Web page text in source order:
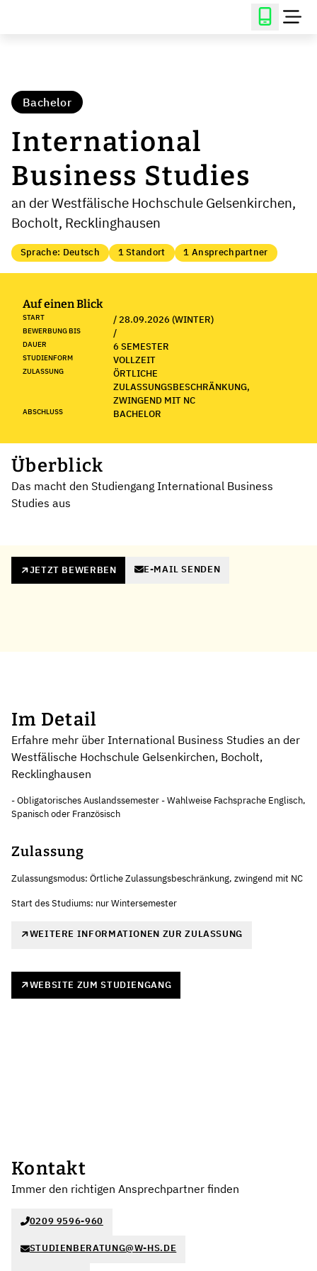
Bachelor
International
Business Studies
an der Westfälische Hochschule Gelsenkirchen,
Bocholt, Recklinghausen
Sprache: Deutsch 1 Standort 1 Ansprechpartner
Auf einen Blick
START / 28.09.2026 (WINTER)
BEWERBUNG BIS /
DAUER 6 SEMESTER
STUDIENFORM VOLLZEIT
ZULASSUNG
ÖRTLICHE
ZULASSUNGSBESCHRÄNKUNG,
ZWINGEND MIT NC
ABSCHLUSS BACHELOR
Überblick
Das macht den Studiengang International Business
Studies aus
JETZT BEWERBEN E-MAIL SENDEN
Im Detail
Erfahre mehr über International Business Studies an der
Westfälische Hochschule Gelsenkirchen, Bocholt,
Recklinghausen
- Obligatorisches Auslandssemester - Wahlweise Fachsprache Englisch,
Spanisch oder Französisch
Zulassung
Zulassungsmodus: Örtliche Zulassungsbeschränkung, zwingend mit NC
Start des Studiums: nur Wintersemester
WEITERE INFORMATIONEN ZUR ZULASSUNG
WEBSITE ZUM STUDIENGANG
Kontakt
Immer den richtigen Ansprechpartner finden
0209 9596-960
STUDIENBERATUNG@W-HS.DE